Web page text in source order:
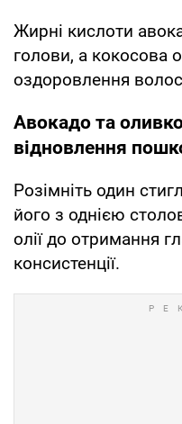
Жирні кислоти
голови, а кокосова
оздоровлення
Авокадо та
відновлення
Розімніть один
його з однією
олії до отримання
консистенції.